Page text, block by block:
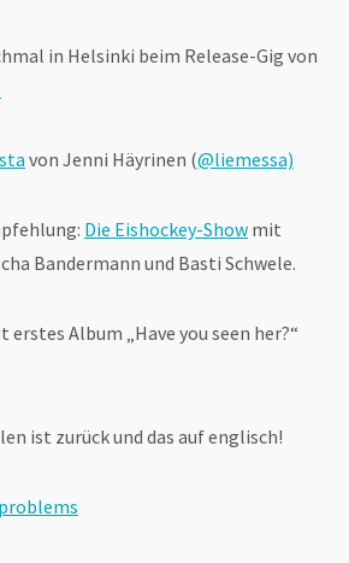
in Helsinki beim Release-Gig von
von Jenni Häyrinen (@liemessa)
Die Eishockey-Show mit
Bandermann und Basti Schwele.
erstes Album „Have you seen her?“
ist zurück und das auf englisch!